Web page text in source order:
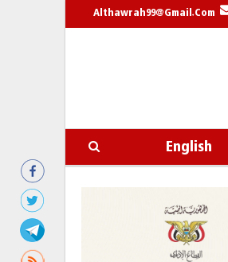
Althawrah99@gmail.com
English